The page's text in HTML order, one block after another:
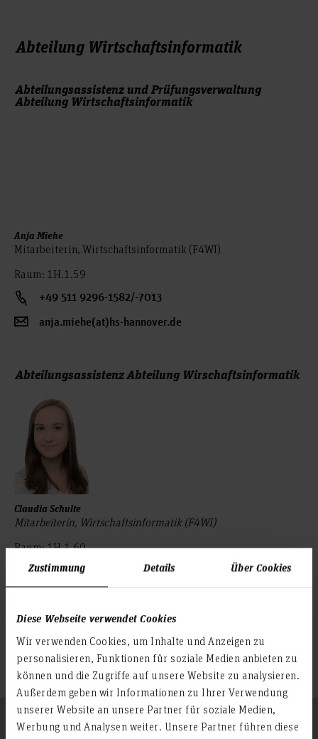
Zustimmung Details Über Cookies
Diese Webseite verwendet Cookies
Wir verwenden Cookies, um Inhalte und Anzeigen zu
personalisieren, Funktionen für soziale Medien anbieten zu
können und die Zugriffe auf unsere Website zu analysieren.
Außerdem geben wir Informationen zu Ihrer Verwendung
unserer Website an unsere Partner für soziale Medien,
Werbung und Analysen weiter. Unsere Partner führen diese
Abteilung Wirtschaftsinformatik
Abteilungsassistenz und Prüfungsverwaltung
Abteilung Wirtschaftsinformatik
Anja Miehe
Mitarbeiterin, Wirtschaftsinformatik (F4WI)
Raum: 1H.1.59
+49 511 9296-1582/-7013
anja.miehe(at)hs-hannover.de
Abteilungsassistenz Abteilung Wirschaftsinformatik
Claudia Schulte
Mitarbeiterin, Wirtschaftsinformatik (F4WI)
Raum: 1H.1.60
Ricklinger Stadtweg 120
30459 Hannover
Profil
IT